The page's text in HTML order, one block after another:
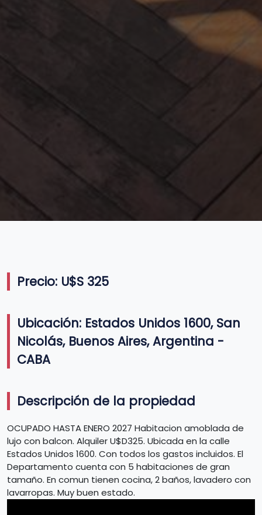
Precio: U$S 325
Ubicación: Estados Unidos 1600, San
Nicolás, Buenos Aires, Argentina -
CABA
Descripción de la propiedad
OCUPADO HASTA ENERO 2027 Habitacion amoblada de
lujo con balcon. Alquiler U$D325. Ubicada en la calle
Estados Unidos 1600. Con todos los gastos incluidos. El
Departamento cuenta con 5 habitaciones de gran
tamaño. En comun tienen cocina, 2 baños, lavadero con
lavarropas. Muy buen estado.